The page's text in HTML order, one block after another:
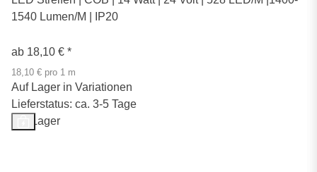
1540 Lumen/M | IP20
ab 18,10 € *
18,10 € pro 1 m
Auf Lager in Variationen
Lieferstatus: ca. 3-5 Tage
Auf Lager